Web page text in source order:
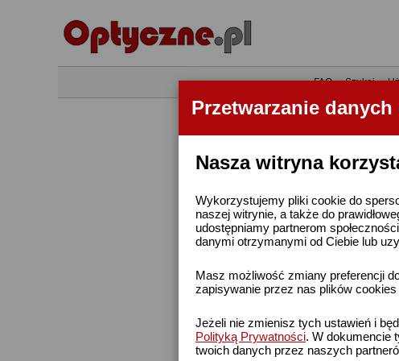
Przetwarzanie
Nasza witryna
Wykorzystujemy pliki cookie do
naszej witrynie, a także do
udostępniamy partnerom
danymi otrzymanymi od Ciebie lub
Masz możliwość zmiany preferencji
zapisywanie przez nas plików
Jeżeli nie zmienisz tych ustawień i
Polityką Prywatności. W dokumencie
twoich danych przez naszych
•FAQ•Szukaj•